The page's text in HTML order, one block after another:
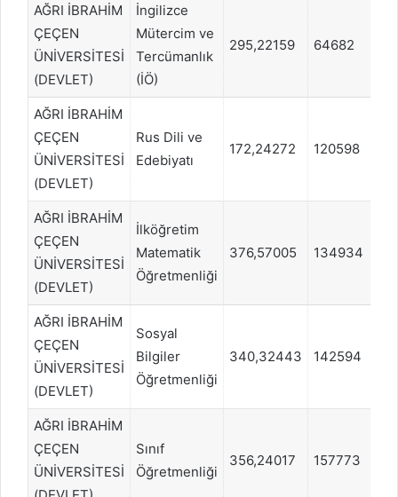
AĞRI İBRAHİM
ÇEÇEN
ÜNİVERSİTESİ
(DEVLET)
İngilizce
Mütercim ve
Tercümanlık
(İÖ)
295,22159 64682
AĞRI İBRAHİM
ÇEÇEN
ÜNİVERSİTESİ
(DEVLET)
Rus Dili ve
Edebiyatı
172,24272 120598
AĞRI İBRAHİM
ÇEÇEN
ÜNİVERSİTESİ
(DEVLET)
İlköğretim
Matematik
Öğretmenliği
376,57005 134934
AĞRI İBRAHİM
ÇEÇEN
ÜNİVERSİTESİ
(DEVLET)
Sosyal
Bilgiler
Öğretmenliği
340,32443 142594
AĞRI İBRAHİM
ÇEÇEN
ÜNİVERSİTESİ
Sınıf
Öğretmenliği
356,24017 157773